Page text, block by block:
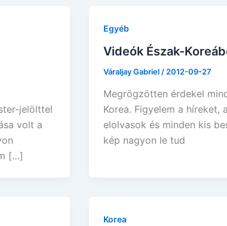
jelölttel
volt a
[…]
Egyéb
Videók Észak-
Váraljay Gabriel / 2012-09-27
Megrögzötten érdekel
Korea. Figyelem a híreket,
elolvasok és minden kis
kép nagyon le tud
Korea